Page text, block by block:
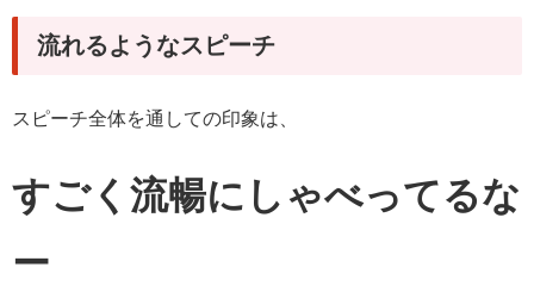
流れるようなスピーチ
スピーチ全体を通しての印象は、
すごく流暢にしゃべってるな
ー